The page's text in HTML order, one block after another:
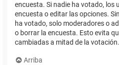
encuesta. Si nadie ha votado, los
encuesta o editar las opciones.
ha votado, solo moderadores o
o borrar la encuesta. Esto evita
cambiadas a mitad de la votación.
Arriba